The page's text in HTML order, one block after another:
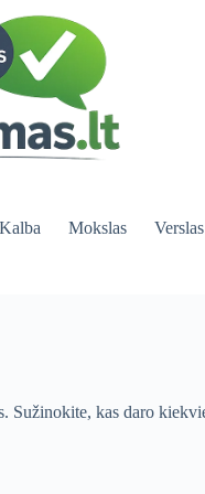
Kalba Mokslas Verslas
Sužinokite, kas daro